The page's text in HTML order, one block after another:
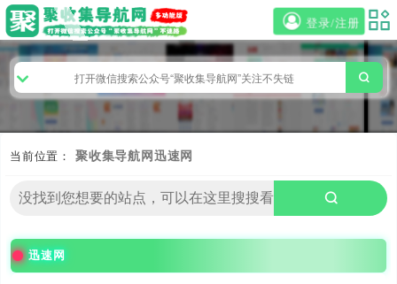
登录/注册
当前位置： 聚收集导航网 迅速网
迅速网